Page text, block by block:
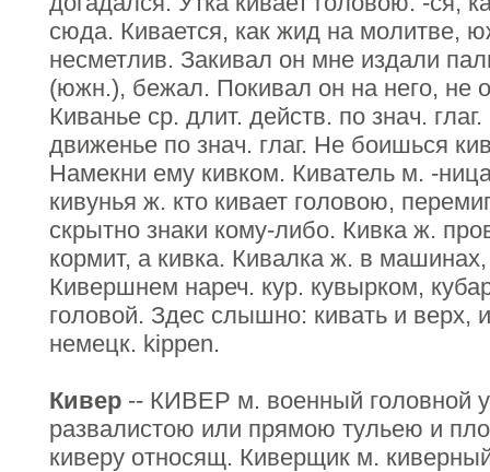
сюда. Кивается, как жид на молитве,
несметлив. Закивал он мне издали
(южн.), бежал. Покивал он на него, не
Киванье ср. длит. действ. по знач.
движенье по знач. глаг. Не боишься
Намекни ему кивком. Киватель м. -
кивунья ж. кто кивает головою,
скрытно знаки кому-либо. Кивка ж.
кормит, а кивка. Кивалка ж. в
Кивершнем нареч. кур. кувырком,
головой. Здес слышно: кивать и верх,
немецк. kippen.
Кивер -- КИВЕР м. военный головной
развалистою или прямою тульею и
киверу относящ. Киверщик м.